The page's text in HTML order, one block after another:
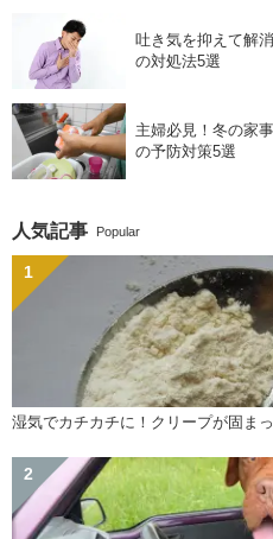
吐き気を抑えて解
の対処法5選
主婦必見！冬の家
の予防対策5選
人気記事 Popular
湿気でカチカチに！クリープが固ま